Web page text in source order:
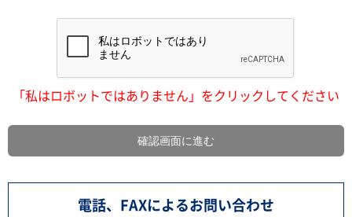
「私はロボットではありません」をクリックしてください
電話、FAXによるお問い合わせ